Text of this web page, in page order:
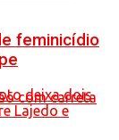
feminicídio